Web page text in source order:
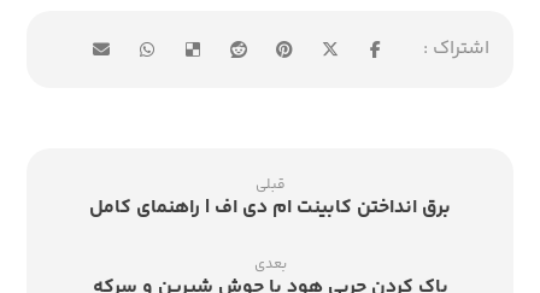
قبلی
برق انداختن کابینت ام دی اف | راهنمای کامل
بعدی